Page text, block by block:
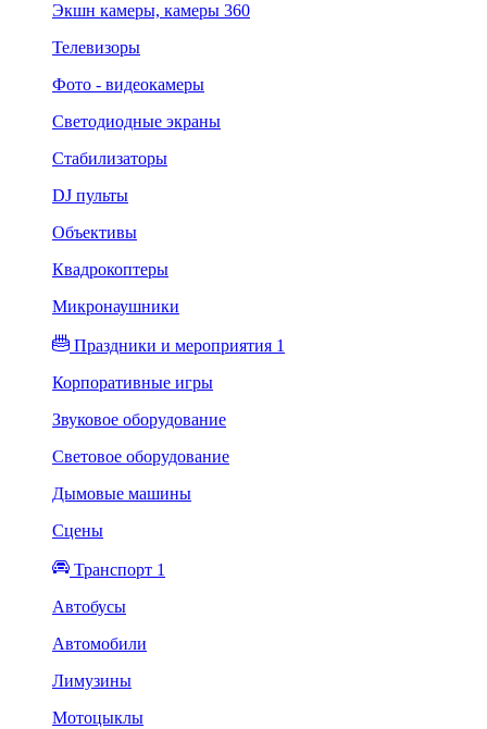
Экшн камеры, камеры 360
Телевизоры
Фото - видеокамеры
Светодиодные экраны
Стабилизаторы
DJ пульты
Объективы
Квадрокоптеры
Микронаушники
Праздники и мероприятия 1
Корпоративные игры
Звуковое оборудование
Световое оборудование
Дымовые машины
Сцены
Транспорт 1
Автобусы
Автомобили
Лимузины
Мотоцыклы